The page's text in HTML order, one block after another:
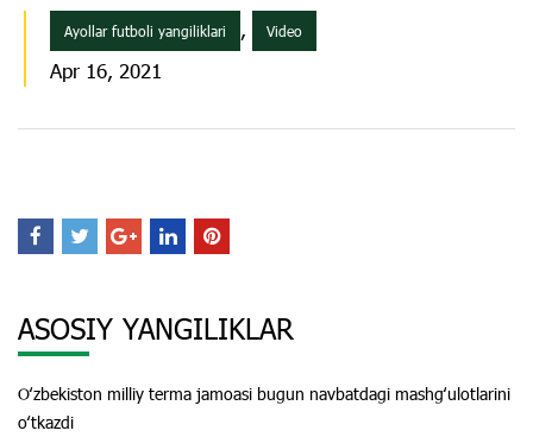
Ayollar futboli yangiliklari , Video
Apr 16, 2021
ASOSIY YANGILIKLAR
Oʻzbekiston milliy terma jamoasi bugun navbatdagi mashgʻulotlarini
oʻtkazdi